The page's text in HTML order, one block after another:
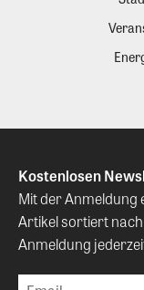
Kostenlosen
Mit der Anmeldung
Artikel sortiert nach
Anmeldung